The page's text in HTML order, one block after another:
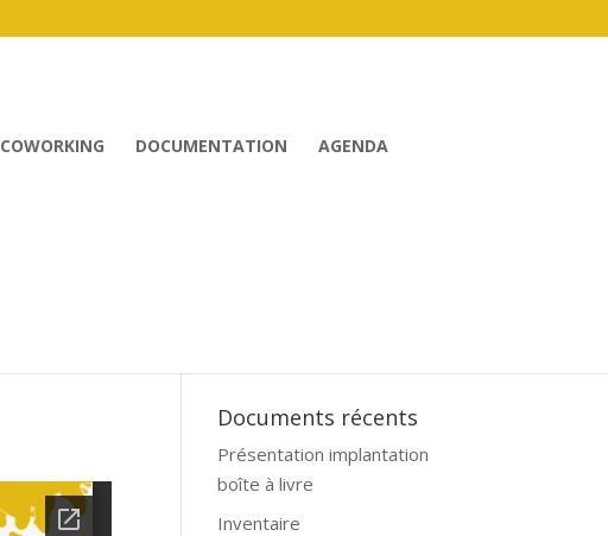
COWORKING DOCUMENTATION AGENDA
Documents récents
Présentation implantation
boîte à livre
Inventaire